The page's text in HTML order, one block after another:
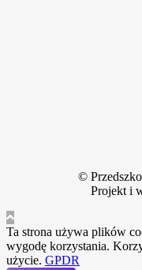
©
Projekt i
Ta strona używa plików
wygodę korzystania.
użycie. GPDR